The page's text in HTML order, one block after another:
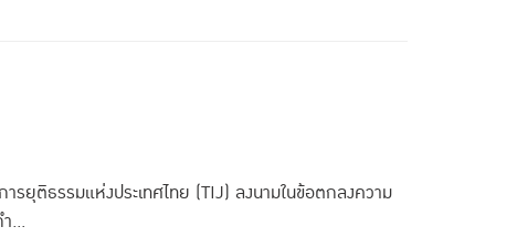
ติธรรมแห่งประเทศไทย (TIJ) ลงนามในข้อตกลงความ
...